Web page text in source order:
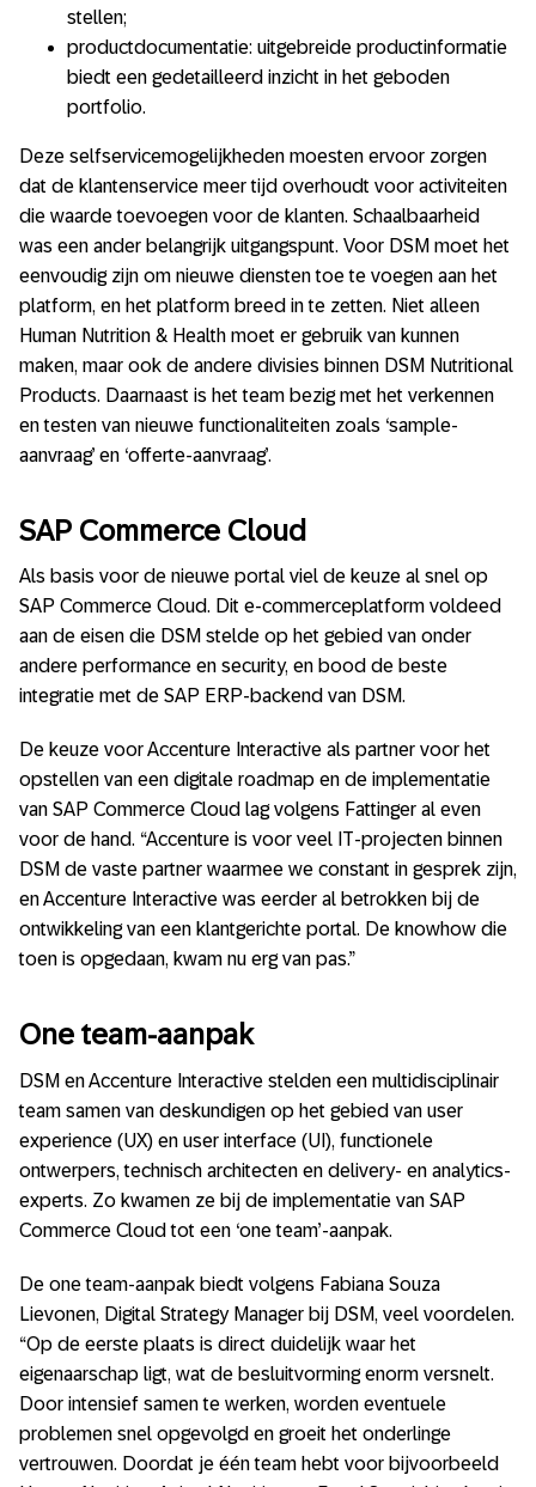
stellen;
productdocumentatie: uitgebreide productinformatie
biedt een gedetailleerd inzicht in het geboden
portfolio.
Deze selfservicemogelijkheden moesten ervoor zorgen
dat de klantenservice meer tijd overhoudt voor activiteiten
die waarde toevoegen voor de klanten. Schaalbaarheid
was een ander belangrijk uitgangspunt. Voor DSM moet het
eenvoudig zijn om nieuwe diensten toe te voegen aan het
platform, en het platform breed in te zetten. Niet alleen
Human Nutrition & Health moet er gebruik van kunnen
maken, maar ook de andere divisies binnen DSM Nutritional
Products. Daarnaast is het team bezig met het verkennen
en testen van nieuwe functionaliteiten zoals ‘sample-
aanvraag’ en ‘offerte-aanvraag’.
SAP Commerce Cloud
Als basis voor de nieuwe portal viel de keuze al snel op
SAP Commerce Cloud. Dit e-commerceplatform voldeed
aan de eisen die DSM stelde op het gebied van onder
andere performance en security, en bood de beste
integratie met de SAP ERP-backend van DSM.
De keuze voor Accenture Interactive als partner voor het
opstellen van een digitale roadmap en de implementatie
van SAP Commerce Cloud lag volgens Fattinger al even
voor de hand. “Accenture is voor veel IT-projecten binnen
DSM de vaste partner waarmee we constant in gesprek zijn,
en Accenture Interactive was eerder al betrokken bij de
ontwikkeling van een klantgerichte portal. De knowhow die
toen is opgedaan, kwam nu erg van pas.”
One team-aanpak
DSM en Accenture Interactive stelden een multidisciplinair
team samen van deskundigen op het gebied van user
experience (UX) en user interface (UI), functionele
ontwerpers, technisch architecten en delivery- en analytics-
experts. Zo kwamen ze bij de implementatie van SAP
Commerce Cloud tot een ‘one team’-aanpak.
De one team-aanpak biedt volgens Fabiana Souza
Lievonen, Digital Strategy Manager bij DSM, veel voordelen.
“Op de eerste plaats is direct duidelijk waar het
eigenaarschap ligt, wat de besluitvorming enorm versnelt.
Door intensief samen te werken, worden eventuele
problemen snel opgevolgd en groeit het onderlinge
vertrouwen. Doordat je één team hebt voor bijvoorbeeld